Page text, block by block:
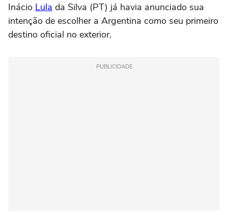
Inácio Lula da Silva (PT) já havia anunciado sua
intenção de escolher a Argentina como seu primeiro
destino oficial no exterior.
PUBLICIDADE